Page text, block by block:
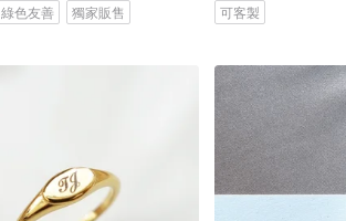
綠色友善 獨家販售 可客製